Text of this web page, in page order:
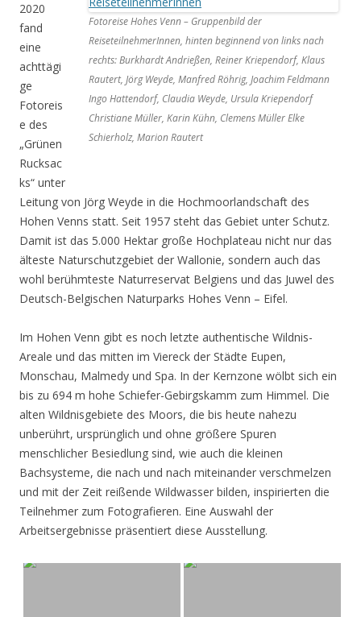
Fotoreise Hohes Venn – Gruppenbild der
ReiseteilnehmerInnen, hinten beginnend von links nach
rechts: Burkhardt Andrießen, Reiner Kriependorf, Klaus
Rautert, Jörg Weyde, Manfred Röhrig, Joachim Feldmann
Ingo Hattendorf, Claudia Weyde, Ursula Kriependorf
Christiane Müller, Karin Kühn, Clemens Müller Elke
Schierholz, Marion Rautert
2020
fand
eine
achttägi
ge
Fotoreis
e des
„Grünen
Rucksac
ks“ unter
Leitung von Jörg Weyde in die Hochmoorlandschaft des
Hohen Venns statt. Seit 1957 steht das Gebiet unter Schutz.
Damit ist das 5.000 Hektar große Hochplateau nicht nur das
älteste Naturschutzgebiet der Wallonie, sondern auch das
wohl berühmteste Naturreservat Belgiens und das Juwel des
Deutsch-Belgischen Naturparks Hohes Venn – Eifel.
Im Hohen Venn gibt es noch letzte authentische Wildnis-
Areale und das mitten im Viereck der Städte Eupen,
Monschau, Malmedy und Spa. In der Kernzone wölbt sich ein
bis zu 694 m hohe Schiefer-Gebirgskamm zum Himmel. Die
alten Wildnisgebiete des Moors, die bis heute nahezu
unberührt, ursprünglich und ohne größere Spuren
menschlicher Besiedlung sind, wie auch die kleinen
Bachsysteme, die nach und nach miteinander verschmelzen
und mit der Zeit reißende Wildwasser bilden, inspirierten die
Teilnehmer zum Fotografieren. Eine Auswahl der
Arbeitsergebnisse präsentiert diese Ausstellung.